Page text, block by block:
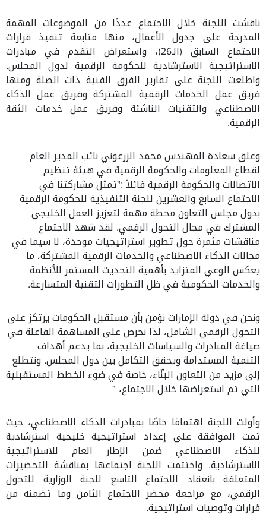
ناقشت اللجنة خلال الاجتماع عددًا من الموضوعات المهمة
المدرجة على جدول الأعمال، منها متابعة تنفيذ قرارات
الاجتماع السابق (الـ26)، واستعراض التقدم في مبادرات
الاستراتيجية الاسترشادية للحكومة الرقمية لدول المجلس.
واطلعت اللجنة على تقارير الفرق الفنية ذات الصلة ومنها
فريق عمل الخدمات الرقمية المشتركة وفريق عمل الذكاء
الاصطناعي والتقنيات الناشئة وفريق عمل خدمات الثقة
الرقمية.
وعلق سعادة المهندس محمد الزرعوني نائب المدير العام
لقطاع المعلومات والحكومة الرقمية في هيئة تنظيم
الاتصالات والحكومة الرقميةقائلاً :"تمثل مشاركتنا في
الاجتماع السابع والعشرين للجنة التنفيذية للحكومة الرقمية
بدول مجلس التعاون محطة مهمة لتعزيز العمل الخليجي
المشترك في مجال التحول الرقمي. لقد شهد الاجتماع
مناقشات مثمرة حول تطوير استراتيجيات موحدة، لا سيما في
مجالات الذكاء الاصطناعي والخدمات الرقمية المشتركة، ما
يعكس الوعي المتزايد بأهمية التحديث المستمر للأنظمة
والخدمات الحكومية في ظل التطورات التقنية المتسارعة.
ونحن في دولة الإمارات نؤمن بأن مستقبل الحكومات يرتكز على
التحول الرقمي الشامل، لذا نحرص على المساهمة الفاعلة في
صياغة المبادرات والسياسات الخليجية، بما يدعم أهداف
التنمية المستدامة ويحقق التكامل بين دول المجلس. ونتطلع
إلى مزيد من التعاون البنّاء، خاصة في ضوء الخطط المستقبلية
التي تم استعراضها خلال الاجتماع، "
وأولت اللجنة اهتمامًا خاصًا بمبادرات الذكاء الاصطناعي، حيث
تمت الموافقة على إعداد استراتيجية خليجية استرشادية
للذكاء الاصطناعي ضمن الإطار العام للاستراتيجية
الاسترشادية. واختتمت اللجنة اجتماعها بمناقشة التحضيرات
المتعلقة بانعقاد الاجتماع التاسع للجنة الوزارية للتحول
الرقمي، مع مراجعة محضر الاجتماع الثامن وما تضمنه من
قرارات وتوصيات استراتيجية.